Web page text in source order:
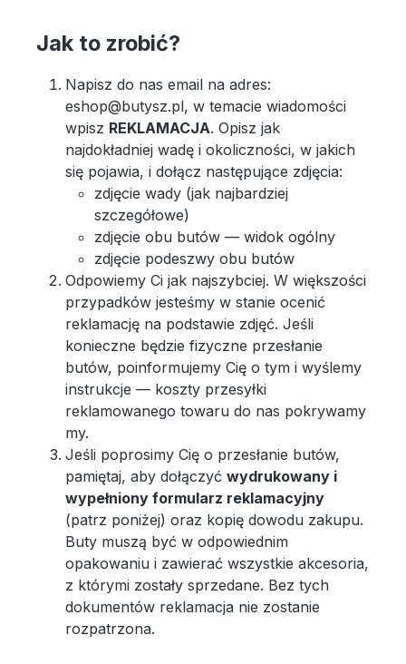
Jak to zrobić?
Napisz do nas email na adres:
eshop@butysz.pl, w temacie wiadomości
wpisz REKLAMACJA. Opisz jak
najdokładniej wadę i okoliczności, w jakich
się pojawia, i dołącz następujące zdjęcia:
zdjęcie wady (jak najbardziej
szczegółowe)
zdjęcie obu butów — widok ogólny
zdjęcie podeszwy obu butów
Odpowiemy Ci jak najszybciej. W większości
przypadków jesteśmy w stanie ocenić
reklamację na podstawie zdjęć. Jeśli
konieczne będzie fizyczne przesłanie
butów, poinformujemy Cię o tym i wyślemy
instrukcje — koszty przesyłki
reklamowanego towaru do nas pokrywamy
my.
Jeśli poprosimy Cię o przesłanie butów,
pamiętaj, aby dołączyć wydrukowany i
wypełniony formularz reklamacyjny
(patrz poniżej) oraz kopię dowodu zakupu.
Buty muszą być w odpowiednim
opakowaniu i zawierać wszystkie akcesoria,
z którymi zostały sprzedane. Bez tych
dokumentów reklamacja nie zostanie
rozpatrzona.